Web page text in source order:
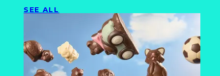
SEE ALL